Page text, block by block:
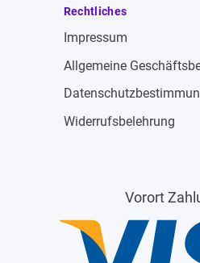
Rechtliches
Impressum
Allgemeine
Widerrufsbelehrung
Vorort